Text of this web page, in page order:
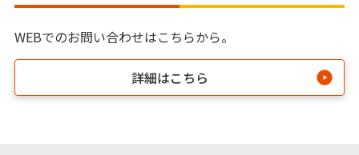
WEBでのお問い合わせはこちらから。
詳細はこちら